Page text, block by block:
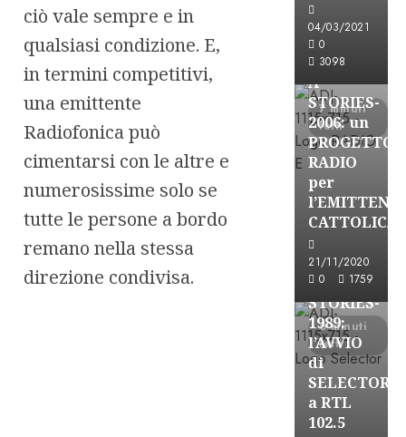
ciò vale sempre e in
qualsiasi condizione. E,
in termini competitivi,
una emittente
Radiofonica può
cimentarsi con le altre e
numerosissime solo se
tutte le persone a bordo
remano nella stessa
direzione condivisa.
04/03/2021
0
3098
7 minuti
letti
Formazione
FREE
A-
STORIES-
2006: un
PROGETTO
RADIO
per
CATTOLICA
21/11/2020
0
1759
6 minuti
letti
A-Stories
FREE
A-
STORIES-
1989:
l’AVVIO
di
SELECTOR
a RTL
102.5